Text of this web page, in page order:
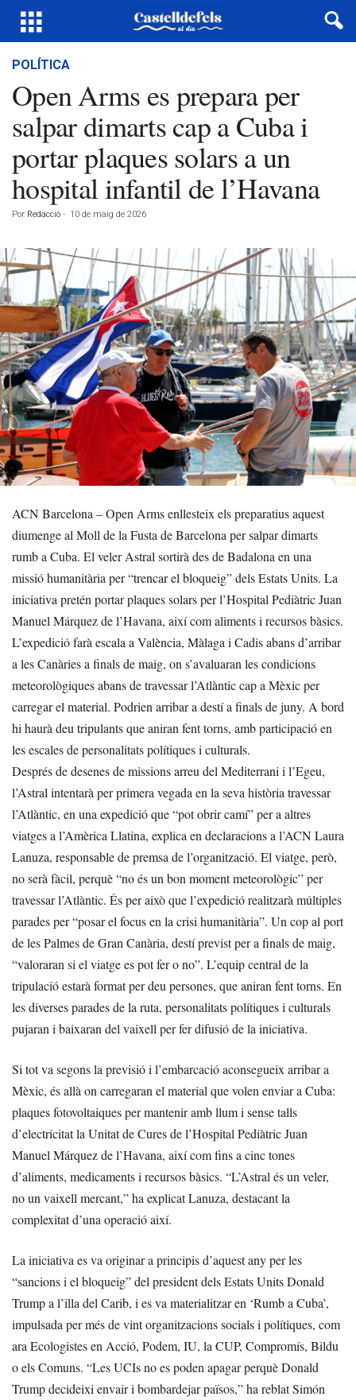
POLÍTICA
Open Arms es prepara per
salpar dimarts cap a Cuba i
portar plaques solars a un
hospital infantil de l’Havana
Por Redacció - 10 de maig de 2026
ACN Barcelona – Open Arms enllesteix els preparatius aquest
diumenge al Moll de la Fusta de Barcelona per salpar dimarts
rumb a Cuba. El veler Astral sortirà des de Badalona en una
missió humanitària per “trencar el bloqueig” dels Estats Units. La
iniciativa pretén portar plaques solars per l’Hospital Pediàtric Juan
Manuel Márquez de l’Havana, així com aliments i recursos bàsics.
L’expedició farà escala a València, Màlaga i Cadis abans d’arribar
a les Canàries a finals de maig, on s’avaluaran les condicions
meteorològiques abans de travessar l’Atlàntic cap a Mèxic per
carregar el material. Podrien arribar a destí a finals de juny. A bord
hi haurà deu tripulants que aniran fent torns, amb participació en
les escales de personalitats polítiques i culturals.
Després de desenes de missions arreu del Mediterrani i l’Egeu,
l’Astral intentarà per primera vegada en la seva història travessar
l’Atlàntic, en una expedició que “pot obrir camí” per a altres
viatges a l’Amèrica Llatina, explica en declaracions a l’ACN Laura
Lanuza, responsable de premsa de l’organització. El viatge, però,
no serà fàcil, perquè “no és un bon moment meteorològic” per
travessar l’Atlàntic. És per això que l’expedició realitzarà múltiples
parades per “posar el focus en la crisi humanitària”. Un cop al port
de les Palmes de Gran Canària, destí previst per a finals de maig,
“valoraran si el viatge es pot fer o no”. L’equip central de la
tripulació estarà format per deu persones, que aniran fent torns. En
les diverses parades de la ruta, personalitats polítiques i culturals
pujaran i baixaran del vaixell per fer difusió de la iniciativa.
Si tot va segons la previsió i l’embarcació aconsegueix arribar a
Mèxic, és allà on carregaran el material que volen enviar a Cuba:
plaques fotovoltaiques per mantenir amb llum i sense talls
d’electricitat la Unitat de Cures de l’Hospital Pediàtric Juan
Manuel Márquez de l’Havana, així com fins a cinc tones
d’aliments, medicaments i recursos bàsics. “L’Astral és un veler,
no un vaixell mercant,” ha explicat Lanuza, destacant la
complexitat d’una operació així.
La iniciativa es va originar a principis d’aquest any per les
“sancions i el bloqueig” del president dels Estats Units Donald
Trump a l’illa del Carib, i es va materialitzar en ‘Rumb a Cuba’,
impulsada per més de vint organitzacions socials i polítiques, com
ara Ecologistes en Acció, Podem, IU, la CUP, Compromís, Bildu
o els Comuns. “Les UCIs no es poden apagar perquè Donald
Trump decideixi envair i bombardejar països,” ha reblat Simón